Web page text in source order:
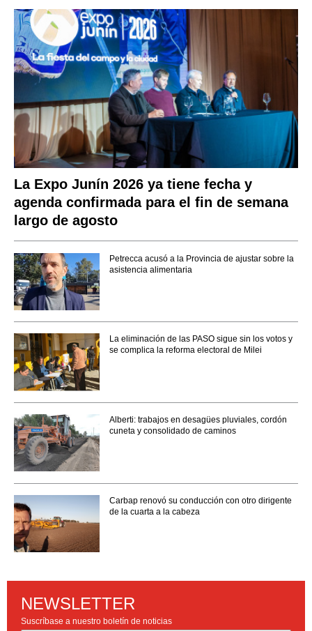
La Expo Junín 2026 ya tiene fecha y
agenda confirmada para el fin de semana
largo de agosto
Petrecca acusó a la Provincia de ajustar sobre la
asistencia alimentaria
La eliminación de las PASO sigue sin los votos y
se complica la reforma electoral de Milei
Alberti: trabajos en desagües pluviales, cordón
cuneta y consolidado de caminos
Carbap renovó su conducción con otro dirigente
de la cuarta a la cabeza
NEWSLETTER
Suscríbase a nuestro boletín de noticias